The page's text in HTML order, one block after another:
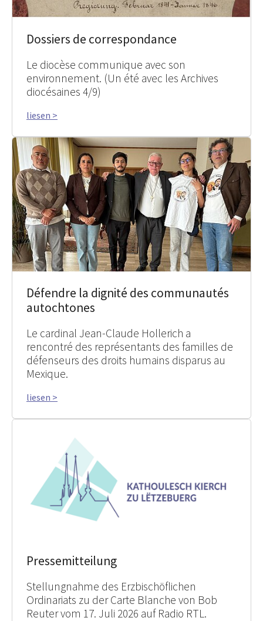
Dossiers de correspondance
Le diocèse communique avec son
environnement. (Un été avec les Archives
diocésaines 4/9)
liesen >
Défendre la dignité des communautés
autochtones
Le cardinal Jean-Claude Hollerich a
rencontré des représentants des familles de
défenseurs des droits humains disparus au
Mexique.
liesen >
Pressemitteilung
Stellungnahme des Erzbischöflichen
Ordinariats zu der Carte Blanche von Bob
Reuter vom 17. Juli 2026 auf Radio RTL.